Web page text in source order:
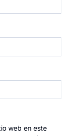
web en este